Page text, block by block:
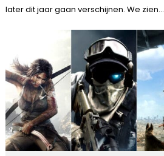
later dit jaar gaan verschijnen. We zien...